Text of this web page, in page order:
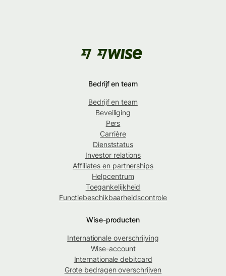
Bedrijf en team
Bedrijf en team
Beveiliging
Pers
Carrière
Dienststatus
Investor relations
Affiliates en partnerships
Helpcentrum
Toegankelijkheid
Functiebeschikbaarheidscontrole
Wise-producten
Internationale overschrijving
Wise-account
Internationale debitcard
Grote bedragen overschrijven